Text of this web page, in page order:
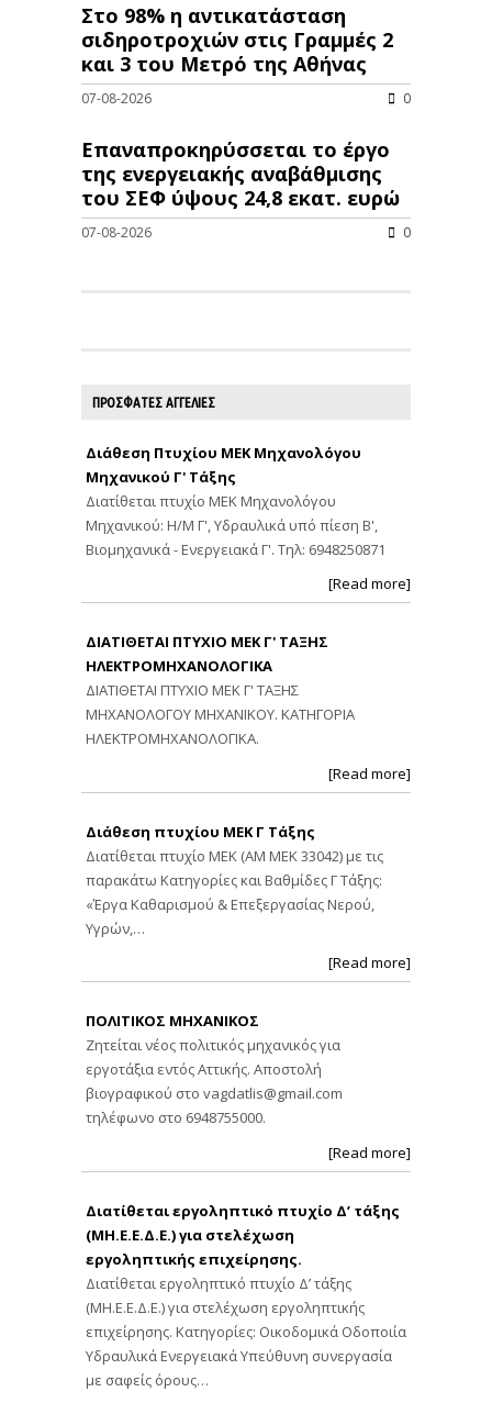
Στο 98% η αντικατάσταση
σιδηροτροχιών στις Γραμμές 2
και 3 του Μετρό της Αθήνας
07-08-2026 0
Επαναπροκηρύσσεται το έργο
της ενεργειακής αναβάθμισης
του ΣΕΦ ύψους 24,8 εκατ. ευρώ
07-08-2026 0
ΠΡΟΣΦΑΤΕΣ ΑΓΓΕΛΙΕΣ
Διάθεση Πτυχίου ΜΕΚ Μηχανολόγου
Μηχανικού Γ' Τάξης
Διατίθεται πτυχίο ΜΕΚ Μηχανολόγου
Μηχανικού: Η/Μ Γ', Υδραυλικά υπό πίεση Β',
Βιομηχανικά - Ενεργειακά Γ'. Τηλ: 6948250871
[Read more]
ΔΙΑΤΙΘΕΤΑΙ ΠΤΥΧΙΟ ΜΕΚ Γ' ΤΑΞΗΣ
ΗΛΕΚΤΡΟΜΗΧΑΝΟΛΟΓΙΚΑ
ΔΙΑΤΙΘΕΤΑΙ ΠΤΥΧΙΟ ΜΕΚ Γ' ΤΑΞΗΣ
ΜΗΧΑΝΟΛΟΓΟΥ ΜΗΧΑΝΙΚΟΥ. ΚΑΤΗΓΟΡΙΑ
ΗΛΕΚΤΡΟΜΗΧΑΝΟΛΟΓΙΚΑ.
[Read more]
Διάθεση πτυχίου ΜΕΚ Γ Τάξης
Διατίθεται πτυχίο ΜΕΚ (ΑΜ ΜΕΚ 33042) με τις
παρακάτω Κατηγορίες και Βαθμίδες Γ Τάξης:
«Έργα Καθαρισμού & Επεξεργασίας Νερού,
Υγρών,…
[Read more]
ΠΟΛΙΤΙΚΟΣ ΜΗΧΑΝΙΚΟΣ
Ζητείται νέος πολιτικός μηχανικός για
εργοτάξια εντός Αττικής. Αποστολή
βιογραφικού στο vagdatlis@gmail.com
τηλέφωνο στο 6948755000.
[Read more]
Διατίθεται εργοληπτικό πτυχίο Δ’ τάξης
(ΜΗ.Ε.Ε.Δ.Ε.) για στελέχωση
εργοληπτικής επιχείρησης.
Διατίθεται εργοληπτικό πτυχίο Δ’ τάξης
(ΜΗ.Ε.Ε.Δ.Ε.) για στελέχωση εργοληπτικής
επιχείρησης. Κατηγορίες: Οικοδομικά Οδοποιία
Υδραυλικά Ενεργειακά Υπεύθυνη συνεργασία
με σαφείς όρους…